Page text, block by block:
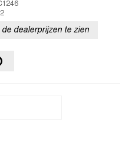
dealerprijzen te zien